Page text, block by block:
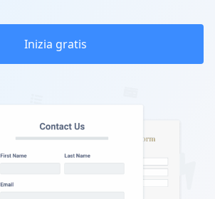
Inizia gratis